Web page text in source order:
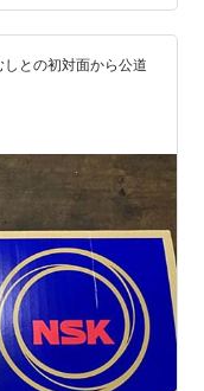
を検索して出て
ージだったよう
との初対面から公道